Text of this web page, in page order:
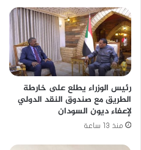
رئيس الوزراء يطلع على خارطة
الطريق مع صندوق النقد الدولي
لإعفاء ديون السودان
منذ 13 ساعة